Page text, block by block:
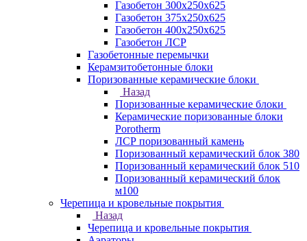
Газобетон 300х250х625
Газобетон 375х250х625
Газобетон 400х250х625
Газобетон ЛСР
Газобетонные перемычки
Керамзитобетонные блоки
Поризованные керамические блоки
Назад
Поризованные керамические блоки
Керамические поризованные блоки
Porotherm
ЛСР поризованный камень
Поризованный керамический блок 380
Поризованный керамический блок 510
Поризованный керамический блок
м100
Черепица и кровельные покрытия
Назад
Черепица и кровельные покрытия